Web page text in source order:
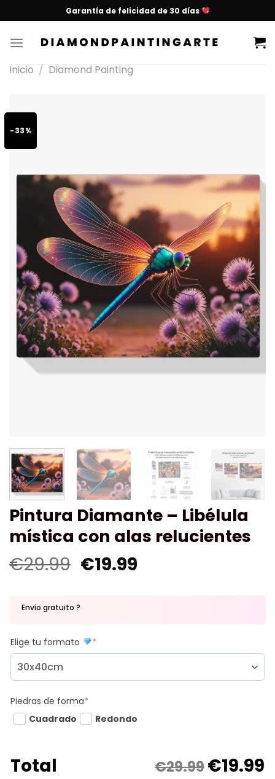
Garantía de felicidad de 30 días
Inicio / Diamond Painting
-33%
Pintura Diamante – Libélula
mística con alas relucientes
€29.99 €19.99
Envío gratuito ?
Elige tu formato *
Piedras de forma*
Cuadrado
Redondo
Total €29.99€19.99